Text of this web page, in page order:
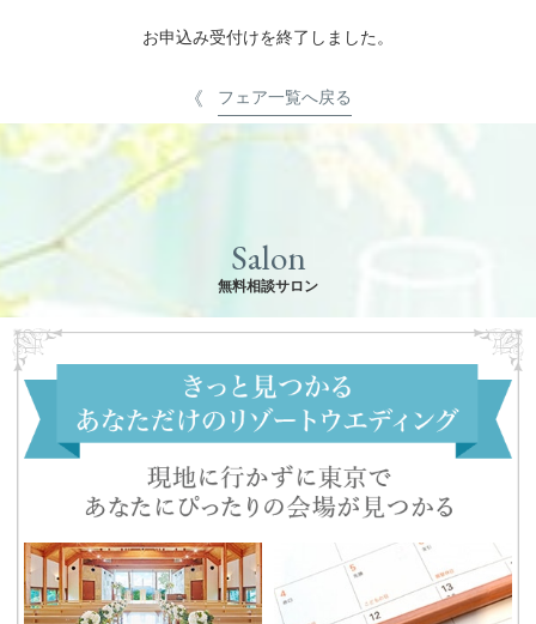
お申込み受付けを終了しました。
フェア一覧へ戻る
Salon
無料相談サロン